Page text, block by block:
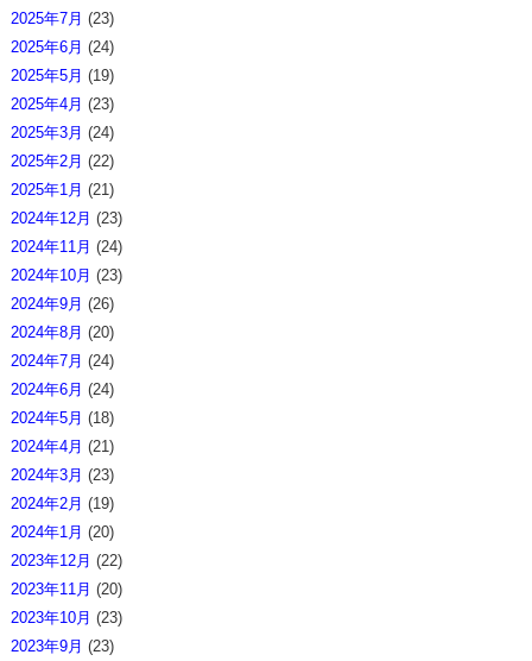
2025年7月 (23)
2025年6月 (24)
2025年5月 (19)
2025年4月 (23)
2025年3月 (24)
2025年2月 (22)
2025年1月 (21)
2024年12月 (23)
2024年11月 (24)
2024年10月 (23)
2024年9月 (26)
2024年8月 (20)
2024年7月 (24)
2024年6月 (24)
2024年5月 (18)
2024年4月 (21)
2024年3月 (23)
2024年2月 (19)
2024年1月 (20)
2023年12月 (22)
2023年11月 (20)
2023年10月 (23)
2023年9月 (23)